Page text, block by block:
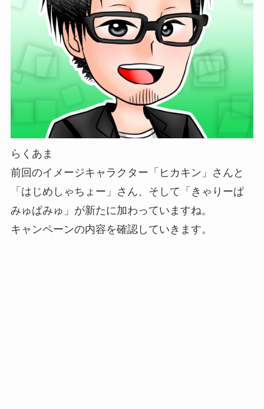
らくあま
前回のイメージキャラクター「ヒカキン」さんと
「はじめしゃちょー」さん、そして「きゃりーぱ
みゅぱみゅ」が新たに加わっていますね。
キャンペーンの内容を確認していきます。